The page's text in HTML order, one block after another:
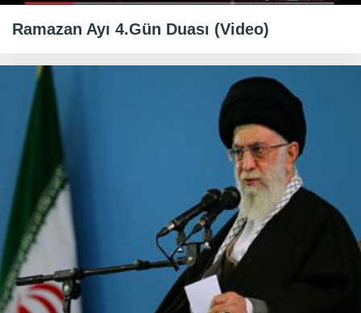
Ramazan Ayı 4.Gün Duası (Video)